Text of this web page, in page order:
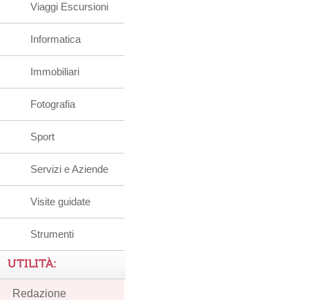
Viaggi Escursioni
Informatica
Immobiliari
Fotografia
Sport
Servizi e Aziende
Visite guidate
Strumenti
UTILITÀ:
Redazione